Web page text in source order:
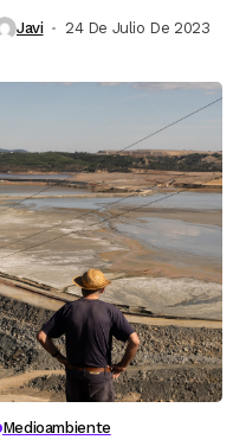
Javi 24 De Julio De 2023
Medioambiente